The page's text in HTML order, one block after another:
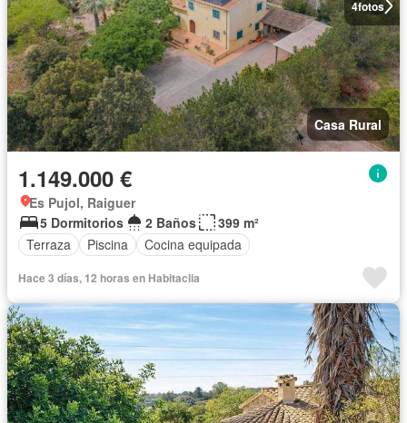
4fotos
Casa Rural
1.149.000 €
Es Pujol, Raiguer
5 Dormitorios
2 Baños
399 m²
Terraza
Piscina Cocina equipada
Hace 3 días, 12 horas en Habitaclia